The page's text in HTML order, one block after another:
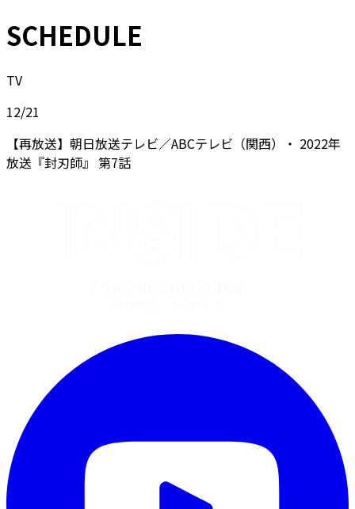
SCHEDULE
TV
12/21
【再放送】朝日放送テレビ／ABCテレビ（関西）・ 2022年
放送『封刃師』 第7話